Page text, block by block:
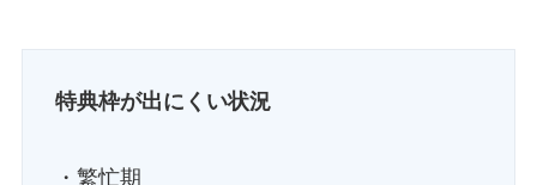
特典枠が出にくい状況
・繁忙期